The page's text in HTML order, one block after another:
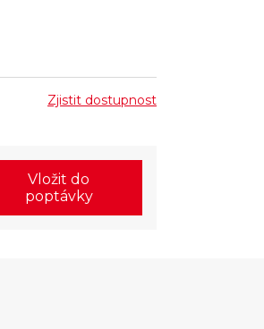
Zjistit dostupnost
Vložit do
poptávky